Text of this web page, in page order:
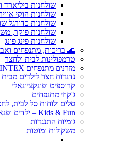
שולחנות ביליארד
שולחנות הוקי
שולחנות כדורגל
שולחנות פוקר,
שולחנות פינג פונג
🌊 בריכות, מתנפחים
טרמפולינות לבית ולחצר
מזרנים מתנפחים INTEX
נדנדות חצר לילדים מבית INTEX
קרוספיט ופונקציונאלי
ג'קוזי מתנפחים
סלים ולוחות סל לבית,
Kids & Fun – ילדים ופנאי
גומיות התנגדות
משקולות ומוטות